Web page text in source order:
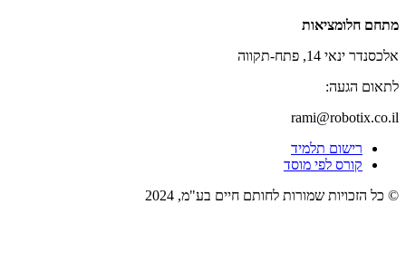
מתחם חלומציאות
אלכסנדר ינאי 14, פתח-תקווה
לתאום הגעה:
rami@robotix.co.il
רישום תלמיד
קורס לפי מוסד
© כל הזכויות שמורות לחותם חיים בע"מ, 2024